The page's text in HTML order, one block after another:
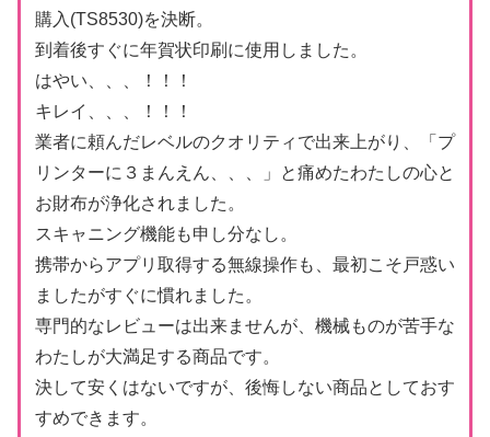
購入(TS8530)を決断。
到着後すぐに年賀状印刷に使用しました。
はやい、、、！！！
キレイ、、、！！！
業者に頼んだレベルのクオリティで出来上がり、「プ
リンターに３まんえん、、、」と痛めたわたしの心と
お財布が浄化されました。
スキャニング機能も申し分なし。
携帯からアプリ取得する無線操作も、最初こそ戸惑い
ましたがすぐに慣れました。
専門的なレビューは出来ませんが、機械ものが苦手な
わたしが大満足する商品です。
決して安くはないですが、後悔しない商品としておす
すめできます。